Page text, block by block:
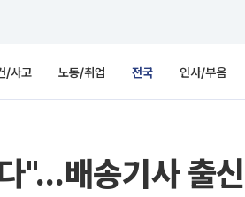
/사고 노동/취업 전국 인사/부음
"…배송기사 출